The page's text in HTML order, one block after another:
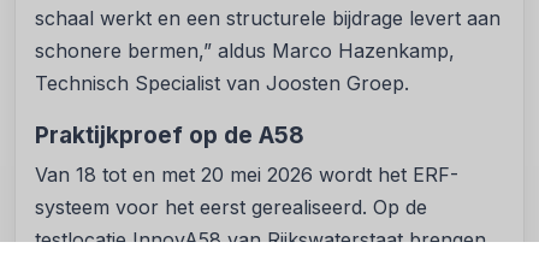
schaal werkt en een structurele bijdrage levert aan
schonere bermen,” aldus Marco Hazenkamp,
Technisch Specialist van Joosten Groep.
Praktijkproef op de A58
Van 18 tot en met 20 mei 2026 wordt het ERF-
systeem voor het eerst gerealiseerd. Op de
testlocatie InnovA58 van Rijkswaterstaat brengen